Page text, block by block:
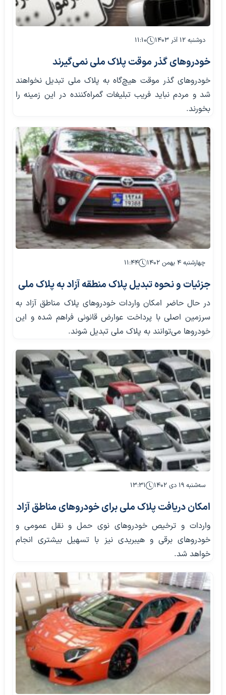
دوشنبه ۱۲ آذر ۱۴۰۳ ۱۱:۱۰
خودروهای گذر موقت پلاک ملی نمی‌گیرند
خودروهای گذر موقت هیچ‌گاه به پلاک ملی تبدیل نخواهند
شد و مردم نباید فریب تبلیغات گمراه‌کننده در این زمینه را
بخورند.
چهارشنبه ۴ بهمن ۱۴۰۲ ۱۱:۴۴
جزئیات و نحوه تبدیل پلاک منطقه آزاد به پلاک ملی
در حال حاضر امکان واردات خودروهای پلاک مناطق آزاد به
سرزمین اصلی با پرداخت عوارض قانونی فراهم شده و این
خودروها می‌توانند به پلاک ملی تبدیل شوند.
سه‌شنبه ۱۹ دی ۱۴۰۲ ۱۳:۳۱
امکان دریافت پلاک ملی برای خودروهای مناطق آزاد
واردات و ترخیص خودرو‌های نوی حمل و نقل عمومی و
خودرو‌های برقی و هیبریدی نیز با تسهیل بیشتری انجام
خواهد شد.